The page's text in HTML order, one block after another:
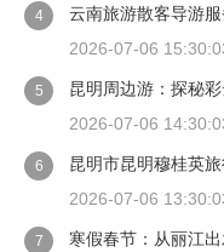
4
云南旅游散客导游
2026-07-06
5
昆明周边游：探秘
2026-07-06
6
昆明市昆明穆桂英
2026-07-06
7
寒假春节：从丽江